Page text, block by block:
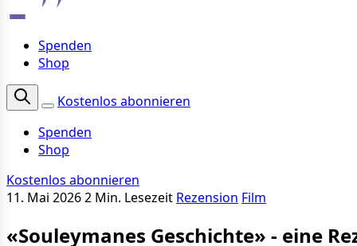
Spenden
Shop
Kostenlos abonnieren
Spenden
Shop
Kostenlos abonnieren
11. Mai 20262 Min. Lesezeit Rezension Film
«Souleymanes Geschichte» - eine